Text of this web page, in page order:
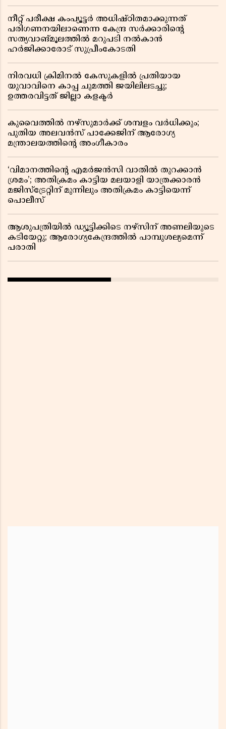
നീറ്റ് പരീക്ഷ കംപ്യൂട്ടർ അധിഷ്ഠിതമാക്കുന്നത്
പരിഗണനയിലാണെന്ന കേന്ദ്ര സർക്കാരിൻ്റെ
സത്യവാങ്മൂലത്തിൽ മറുപടി നൽകാൻ
ഹർജിക്കാരോട് സുപ്രീംകോടതി
നിരവധി ക്രിമിനൽ കേസുകളിൽ പ്രതിയായ
യുവാവിനെ കാപ്പ ചുമത്തി ജയിലിലടച്ചു;
ഉത്തരവിട്ടത് ജില്ലാ കളക്ടർ
കുവൈത്തിൽ നഴ്‌സുമാർക്ക് ശമ്പളം വർധിക്കും;
പുതിയ അലവൻസ് പാക്കേജിന് ആരോഗ്യ
മന്ത്രാലയത്തിൻ്റെ അംഗീകാരം
‘വിമാനത്തിൻ്റെ എമർജൻസി വാതിൽ തുറക്കാൻ
ശ്രമം’; അതിക്രമം കാട്ടിയ മലയാളി യാത്രക്കാരൻ
മജിസ്ട്രേറ്റിന് മുന്നിലും അതിക്രമം കാട്ടിയെന്ന്
പൊലീസ്
ആശുപത്രിയിൽ ഡ്യൂട്ടിക്കിടെ നഴ്സിന് അണലിയുടെ
കടിയേറ്റു; ആരോഗ്യകേന്ദ്രത്തിൽ പാമ്പുശല്യമെന്ന്
പരാതി